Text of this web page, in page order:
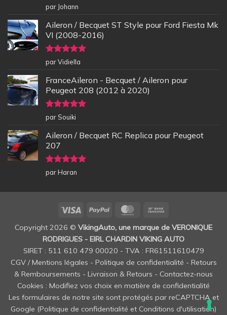
Note5sur
5
par Johann
Aileron / Becquet ST Style pour Ford Fiesta Mk
VI (2008-2016)
Note5sur
5
par Vidiella
FranceAileron - Becquet / Aileron pour
Peugeot 208 (2012 à 2020)
Note5sur
5
par Souiki
Aileron / Becquet RC Replica pour Peugeot
207
Note5sur
5
par Haran
Visa PayPal MasterCard
Copyright 2026 © VikingAuto, une marque de VERONIQUE
RODRIGUES - EIRL CHARDIN VIKING AUTO
SIRET : 511 610 479 00020 - TVA : FR61511610479
CGV / Mentions légales - Politique de confidentialité - Retours
& Remboursements - Livraison & Retours - Contactez-nous
Cookies : Modifiez vos choix en matière de confidentialité
Les formulaires de notre site sont protégés par reCAPTCHA et
Google (Politique de confidentialité et Conditions d'utilisation)